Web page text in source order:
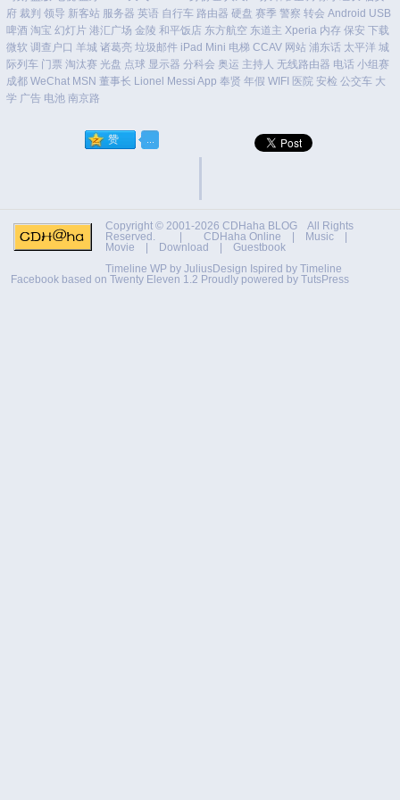
府 裁判 领导 新客站 服务器 英语 自行车 路由器 硬盘 赛季 警察 转会 Android USB
啤酒 淘宝 幻灯片 港汇广场 金陵 和平饭店 东方航空 东道主 Xperia 内存 保安 下载
微软 调查户口 羊城 诸葛亮 垃圾邮件 iPad Mini 电梯 CCAV 网站 浦东话 太平洋 城
际列车 门票 淘汰赛 光盘 点球 显示器 分科会 奥运 主持人 无线路由器 电话 小组赛
成都 WeChat MSN 董事长 Lionel Messi App 奉贤 年假 WIFI 医院 安检 公交车 大
学 广告 电池 南京路
Copyright © 2001-2026 CDHaha BLOG All Rights
Reserved. | CDHaha Online | Music |
Movie | Download | Guestbook
Timeline WP by JuliusDesign Ispired by Timeline
Facebook based on Twenty Eleven 1.2 Proudly powered by TutsPress